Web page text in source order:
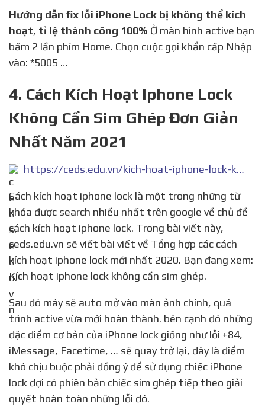
Hướng dẫn fix lỗi iPhone Lock bị không thể kích
hoạt, tỉ lệ thành công 100% Ở màn hình active bạn
bấm 2 lần phím Home. Chọn cuộc gọi khẩn cấp Nhập
vào: *5005 …
4. Cách Kích Hoạt Iphone Lock
Không Cần Sim Ghép Đơn Giản
Nhất Năm 2021
https://ceds.edu.vn/kich-hoat-iphone-lock-khong-can-sim-ghep/
Cách kích hoạt iphone lock là một trong những từ
khóa được search nhiều nhất trên google về chủ đề
cách kích hoạt iphone lock. Trong bài viết này,
ceds.edu.vn sẽ viết bài viết về Tổng hợp các cách
kích hoạt iphone lock mới nhất 2020. Bạn đang xem:
Kích hoạt iphone lock không cần sim ghép.
Sau đó máy sẽ auto mở vào màn ảnh chính, quá
trình active vừa mới hoàn thành. bên cạnh đó những
đặc điểm cơ bản của iPhone lock giống như lỗi +84,
iMessage, Facetime, … sẽ quay trở lại, đây là điểm
khó chịu buộc phải đồng ý để sử dụng chiếc iPhone
lock đợi có phiên bản chiếc sim ghép tiếp theo giải
quyết hoàn toàn những lỗi đó.